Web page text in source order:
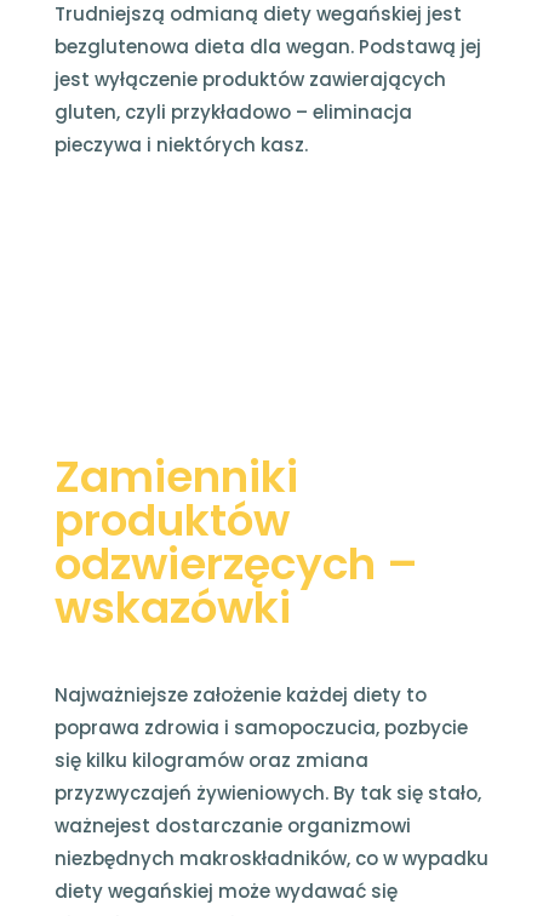
Trudniejszą odmianą diety wegańskiej jest
bezglutenowa dieta dla wegan. Podstawą jej
jest wyłączenie produktów zawierających
gluten, czyli przykładowo – eliminacja
pieczywa i niektórych kasz.
Zamienniki
produktów
odzwierzęcych –
wskazówki
Najważniejsze założenie każdej diety to
poprawa zdrowia i samopoczucia, pozbycie
się kilku kilogramów oraz zmiana
przyzwyczajeń żywieniowych. By tak się stało,
ważnejest dostarczanie organizmowi
niezbędnych makroskładników, co w wypadku
diety wegańskiej może wydawać się